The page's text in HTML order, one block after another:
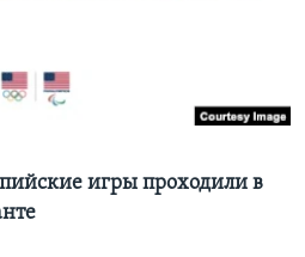
игры проходили в